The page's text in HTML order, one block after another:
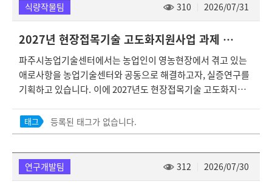
식량작물팀 310 2026/07/31
2027년 현장접목기술 고도화지원사업 과제 수요조사
파주시농업기술센터에서는 농업인이 영농현장에서 겪고 있는
애로사항을 농업기술센터와 공동으로 해결하고자, 실증연구를
기획하고 있습니다. 이에 2027년도 현장접목기술 고도화지원
에서 검증하고 고도화하기 위한 기술 수요를 아래와 같이 접수
하오니 관심 있는 분들의 적극적인 참여를 바랍니다. 1. 기본방
적으로 애로기술 해결지원 확대 ❍ 농업인이 영농현장에서 겪고
있는 품목별 애로사항 해소 등을 통해 시군농업기술센터 지도직
태그 등록된 태그가 없습니다.
연구개발팀 312 2026/07/30